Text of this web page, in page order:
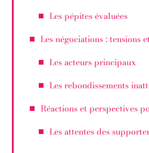
Les pépites évaluées
Les négociations : tensions
Les acteurs principaux
Les rebondissements
Réactions et perspectives
Les attentes des